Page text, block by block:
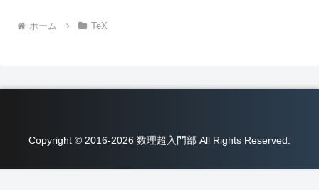
ホーム TeX
Copyright © 2016-2026 数理超入門部 All Rights Reserved.